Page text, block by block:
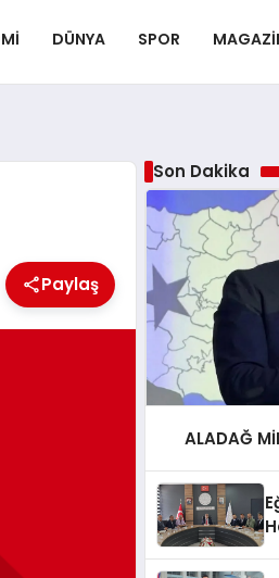
DÜNYA SPOR
Paylaş
Son Dakika
ALADAĞ